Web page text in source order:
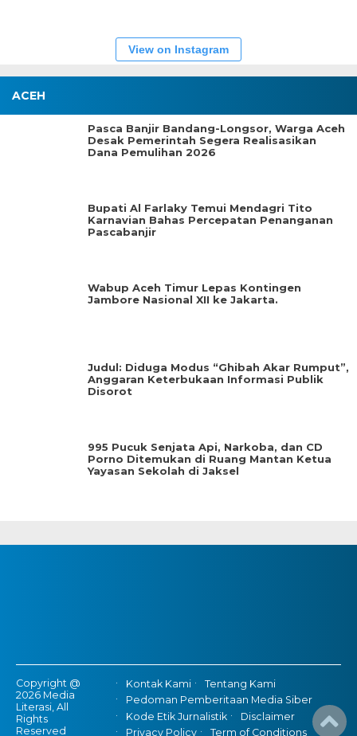
View on Instagram
ACEH
Pasca Banjir Bandang-Longsor, Warga Aceh
Desak Pemerintah Segera Realisasikan
Dana Pemulihan 2026
Bupati Al Farlaky Temui Mendagri Tito
Karnavian Bahas Percepatan Penanganan
Pascabanjir
Wabup Aceh Timur Lepas Kontingen
Jambore Nasional XII ke Jakarta.
Judul: Diduga Modus “Ghibah Akar Rumput”,
Anggaran Keterbukaan Informasi Publik
Disorot
995 Pucuk Senjata Api, Narkoba, dan CD
Porno Ditemukan di Ruang Mantan Ketua
Yayasan Sekolah di Jaksel
Copyright @
2026 Media
Literasi, All
Rights
Reserved
Kontak Kami
Tentang Kami
Pedoman Pemberitaan Media Siber
Kode Etik Jurnalistik
Disclaimer
Privacy Policy
Term of Conditions